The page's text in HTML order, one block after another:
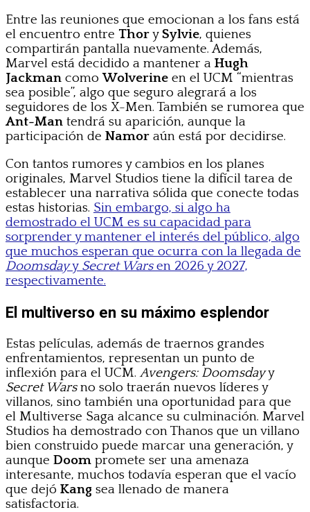
Entre las reuniones que emocionan a los fans está
el encuentro entre ThorySylvie, quienes
compartirán pantalla nuevamente. Además,
Marvel está decidido a mantener a Hugh
Jackman comoWolverine en el UCM “mientras
sea posible”, algo que seguro alegrará a los
seguidores de los X-Men. También se rumorea que
Ant-Man tendrá su aparición, aunque la
participación de Namor aún está por decidirse.
Con tantos rumores y cambios en los planes
originales, Marvel Studios tiene la difícil tarea de
establecer una narrativa sólida que conecte todas
estas historias. Sin embargo, si algo ha
demostrado el UCM es su capacidad para
sorprender y mantener el interés del público, algo
que muchos esperan que ocurra con la llegada de
Doomsdayy Secret Warsen 2026 y 2027,
respectivamente.
El multiverso en su máximo esplendor
Estas películas, además de traernos grandes
enfrentamientos, representan un punto de
inflexión para el UCM.Avengers: Doomsdayy
Secret Warsno solo traerán nuevos líderes y
villanos, sino también una oportunidad para que
el Multiverse Saga alcance su culminación. Marvel
Studios ha demostrado con Thanos que un villano
bien construido puede marcar una generación, y
aunque Doom promete ser una amenaza
interesante, muchos todavía esperan que el vacío
que dejó Kang sea llenado de manera
satisfactoria.